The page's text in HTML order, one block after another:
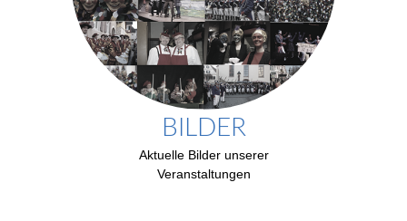
BILDER
Aktuelle Bilder unserer
Veranstaltungen